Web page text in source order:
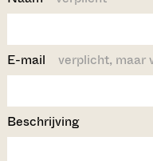
E-mail verplicht, maar
Beschrijving